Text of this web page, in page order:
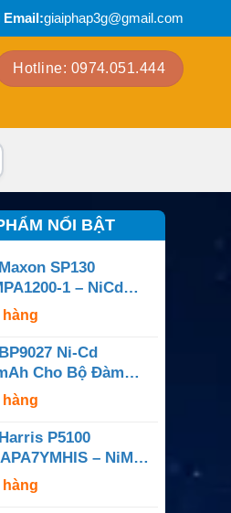
Email:giaiphap3g@gmail.com
Hotline: 0974.051.444
NỔI BẬT
SP130
1 – NiCd
1200mAh
Ni-Cd
Cho Bộ Đàm
P10
P5100
– NiMH
2450mAh IS